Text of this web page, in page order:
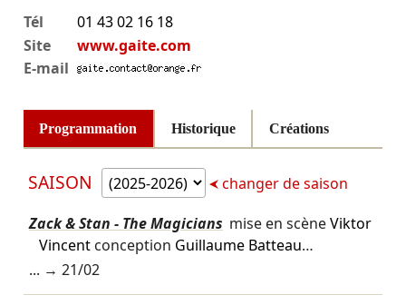
Tél
01 43 02 16 18
Site
www.gaite.com
E-mail
Programmation Historique Créations
SAISON changer de saison
Zack & Stan - The Magicians mise en scèneViktor
Vincentconception Guillaume Batteau…
... → 21/02